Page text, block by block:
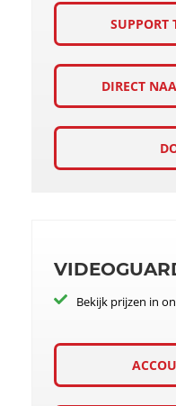
SUPPORT
DIRECT
Bekijk prijzen in